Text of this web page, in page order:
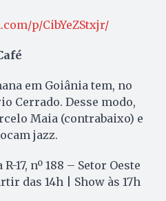
p/CibYeZStxjr/
em Goiânia tem, no
Cerrado. Desse modo,
Maia (contrabaixo) e
jazz.
17, nº 188 – Setor Oeste
das 14h | Show às 17h